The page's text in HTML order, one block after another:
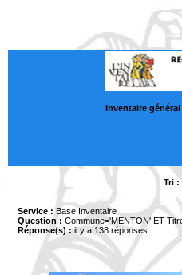
Inventaire général
Tri :
Service : Base Inventaire
Question : Commune='MENTON' ET
Réponse(s) :il y a 138 réponses